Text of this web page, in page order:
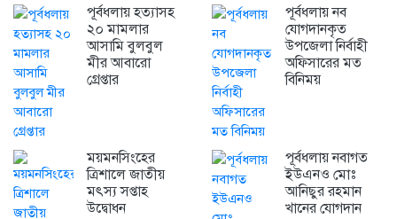
পূর্বধলায় হত্যাসহ
২০ মামলার
আসামি বুলবুল
মীর আবারো
গ্রেপ্তার
পূর্বধলায় নব
যোগদানকৃত
উপজেলা নির্বাহী
অফিসারের মত
বিনিময়
ময়মনসিংহের
ত্রিশালে জাতীয়
মৎস্য সপ্তাহ
উদ্বোধন
পূর্বধলায় নবাগত
ইউএনও মোঃ
আনিছুর রহমান
খানের যোগদান